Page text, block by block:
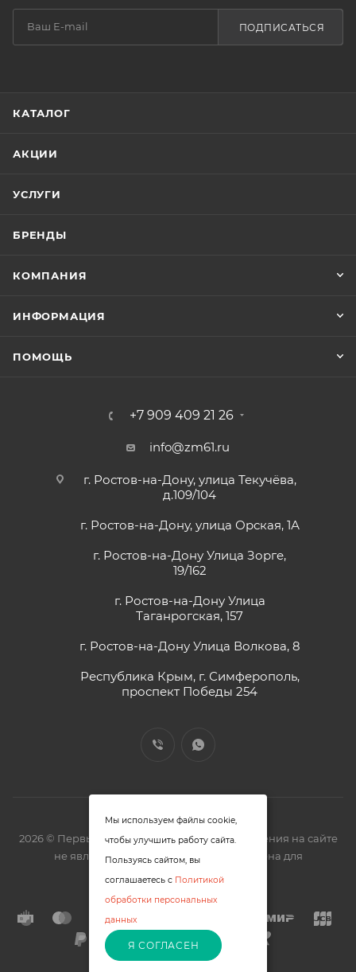
ПОДПИСАТЬСЯ
КАТАЛОГ
АКЦИИ
УСЛУГИ
БРЕНДЫ
КОМПАНИЯ
ИНФОРМАЦИЯ
ПОМОЩЬ
+7 909 409 21 26
info@zm61.ru
г. Ростов-на-Дону, улица Текучёва,
д.109/104
г. Ростов-на-Дону, улица Орская, 1А
г. Ростов-на-Дону Улица Зорге,
19/162
г. Ростов-на-Дону Улица
Таганрогская, 157
г. Ростов-на-Дону Улица Волкова, 8
Республика Крым, г. Симферополь,
проспект Победы 254
2026 © Первый замочный - zm61.ru. Предложения на сайте
не являются офертой. Цена представлена для
Мы используем файлы cookie,
чтобы улучшить работу сайта.
Пользуясь сайтом, вы
соглашаетесь с Политикой
обработки персональных
данных
Я СОГЛАСЕН